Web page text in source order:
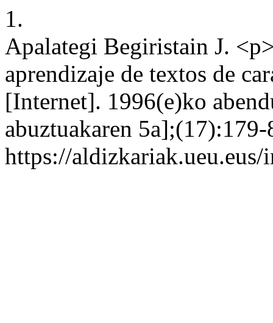
1.
Apalategi Begiristain J.
aprendizaje de textos de
[Internet]. 1996(e)ko
abuztuakaren
https://